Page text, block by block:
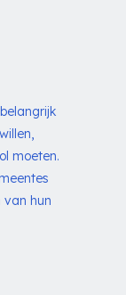
moeten.
van hun